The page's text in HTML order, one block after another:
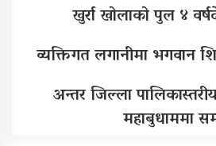
खुर्रा खोलाको पुल ४
व्यक्तिगत लगानीमा भगवान
अन्तर जिल्ला
महाबुधाममा